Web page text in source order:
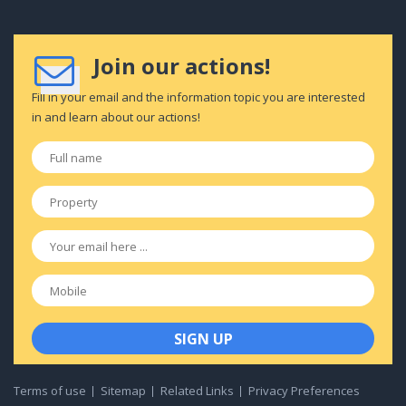
Join our actions!
Fill in your email and the information topic you are interested
in and learn about our actions!
Full
name
*
Property
Email
Mobile
Terms of use Sitemap Related Links Privacy Preferences